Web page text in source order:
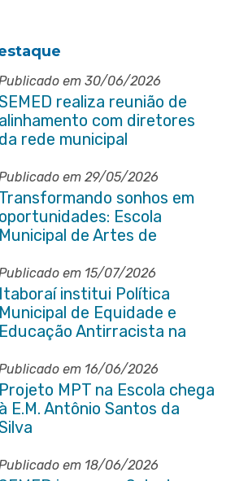
em 30/06/2026
realiza reunião de
com diretores
rede municipal
em 29/05/2026
sonhos em
Escola
de Artes de
completa 37 anos de
em 15/07/2026
Itaboraí institui Política
Municipal de Equidade e
Educação Antirracista na
em 16/06/2026
MPT na Escola chega
E.M. Antônio Santos da
em 18/06/2026